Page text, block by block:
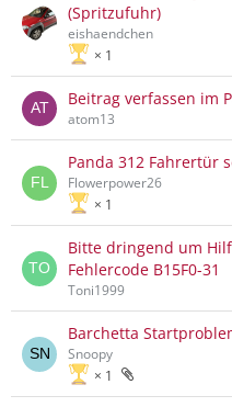
(Spritzufuhr)
1
eishaendchen
Beitrag verfassen im
atom13
Panda 312 Fahrertür
1
Flowerpower26
Bitte dringend um
Fehlercode B15F0-31
Toni1999
Barchetta
1
Snoopy